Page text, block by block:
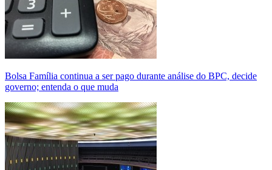
Bolsa Família continua a ser pago durante análise do BPC, decide
governo; entenda o que muda